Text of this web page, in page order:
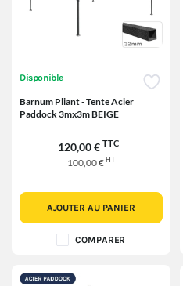
Disponible
Barnum Pliant - Tente Acier
Paddock 3mx3m BEIGE
120,00 € TTC
100,00 €HT
AJOUTER AU PANIER
COMPARER